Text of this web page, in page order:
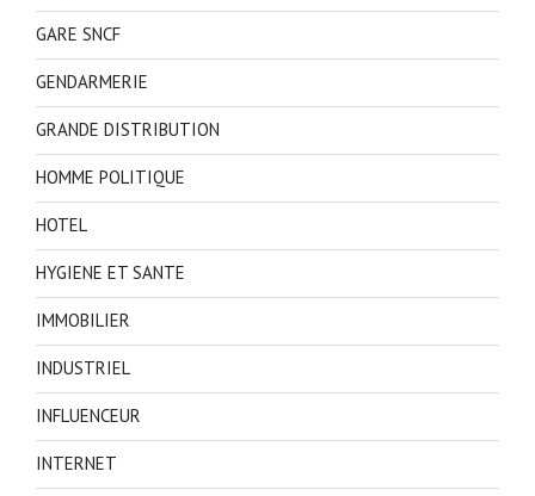
GARE SNCF
GENDARMERIE
GRANDE DISTRIBUTION
HOMME POLITIQUE
HOTEL
HYGIENE ET SANTE
IMMOBILIER
INDUSTRIEL
INFLUENCEUR
INTERNET